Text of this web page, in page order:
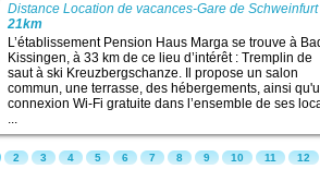
Distance Location de vacances-Gare de Schweinfurt
21km
L’établissement Pension Haus Marga se trouve à
Kissingen, à 33 km de ce lieu d’intérêt : Tremplin de
saut à ski Kreuzbergschanze. Il propose un salon
commun, une terrasse, des hébergements, ainsi
connexion Wi-Fi gratuite dans l’ensemble de ses
...
2 3 4 5 6 7 8 9 10 11 12